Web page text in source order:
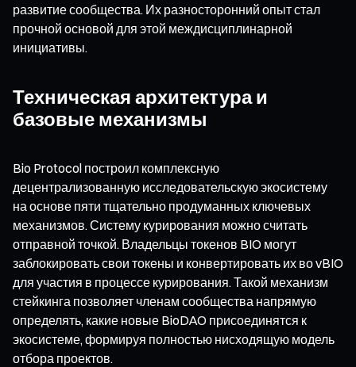
развитие сообщества. Их разносторонний опыт стал
прочной основой для этой междисциплинарной
инициативы.
Техническая архитектура и
базовые механизмы
Bio Protocol построил комплексную
децентрализованную исследовательскую экосистему
на основе пяти тщательно продуманных ключевых
механизмов. Систему курирования можно считать
отправной точкой. Владельцы токенов BIO могут
заблокировать свои токены и конвертировать их во vBIO
для участия в процессе курирования. Такой механизм
стейкинга позволяет членам сообщества напрямую
определять, какие новые BioDAO присоединятся к
экосистеме, формируя полностью нисходящую модель
отбора проектов.